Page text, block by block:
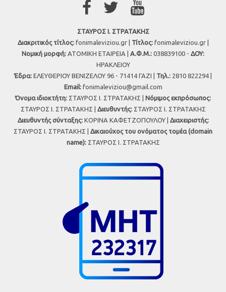
ΣΤΑΥΡΟΣ Ι. ΣΤΡΑΤΑΚΗΣ
Διακριτικός τίτλος:fonimaleviziou.gr | Τίτλος:fonimaleviziou.gr |
Νομική μορφή: ΑΤΟΜΙΚΗ ΕΤΑΙΡΕΙΑ | Α.Φ.Μ.: 038839100 - ΔΟΥ:
ΗΡΑΚΛΕΙΟΥ
Έδρα: ΕΛΕΥΘΕΡΙΟΥ ΒΕΝΙΖΕΛΟΥ 96 - 71414 ΓΑΖΙ | Τηλ.: 2810 822294 |
Εmail: fonimaleviziou@gmail.com
Όνομα ιδιοκτήτη: ΣΤΑΥΡΟΣ Ι. ΣΤΡΑΤΑΚΗΣ | Νόμιμος εκπρόσωπος:
ΣΤΑΥΡΟΣ Ι. ΣΤΡΑΤΑΚΗΣ | Διευθυντής:ΣΤΑΥΡΟΣ Ι. ΣΤΡΑΤΑΚΗΣ
Διευθυντής σύνταξης:ΚΟΡΙΝΑ ΚΑΦΕΤΖΟΠΟΥΛΟΥ | Διαχειριστής:
ΣΤΑΥΡΟΣ Ι. ΣΤΡΑΤΑΚΗΣ | Δικαιούχος του ονόματος τομέα (domain
name):ΣΤΑΥΡΟΣ Ι. ΣΤΡΑΤΑΚΗΣ